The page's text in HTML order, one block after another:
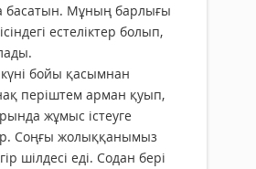
басатын. Мұның барлығы
естеліктер болып,
күні бойы қасымнан
періштем арман қуып,
жұмыс істеуге
Соңғы жолыққанымыз
шілдесі еді. Содан бері